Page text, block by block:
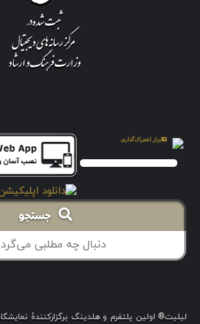
جستجو
لیلیت® اولین پلتفرم و هلدینگ برگزارکنندهٔ